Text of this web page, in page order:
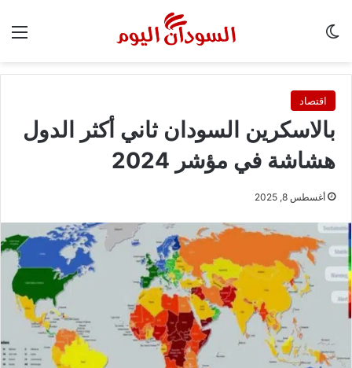
اقتصاد
بالاسكرين السودان ثاني أكثر الدول
هشاشة في مؤشر 2024
أغسطس 8, 2025